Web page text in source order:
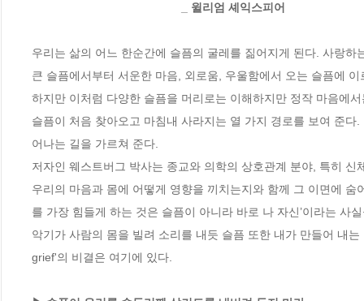
                                              _ 윌리엄 셰익스피어
우리는 삶의 어느 한순간에 슬픔의 굴레를 짊어지게 된다. 사랑
큰 슬픔에서부터 서운한 마음, 외로움, 우울함에서 오는 슬픔에
하지만 이처럼 다양한 슬픔을 머리로는 이해하지만 정작 마음에
슬픔이 처음 찾아오고 마침내 사라지는 열 가지 경로를 보여 준
어나는 길을 가르쳐 준다.
저자인 웨스트버그 박사는 종교와 의학의 상호관계 분야, 특히
우리의 마음과 몸에 어떻게 영향을 끼치는지와 함께 그 이면에 숨
를 가장 힘들게 하는 것은 슬픔이 아니라 바로 나 자신’이라는
악기가 사람의 몸을 빌려 소리를 내듯 슬픔 또한 내가 만들어 내
grief'의 비결은 여기에 있다.